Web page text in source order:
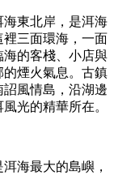
東北岸，是洱海
三面環海，一面
的客棧、小店與
煙火氣息。古鎮
風情島，沿湖邊
光的精華所在。
海最大的島嶼，